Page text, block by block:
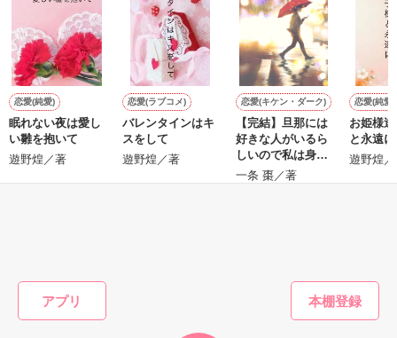
アプリ
作品を読む
鷹哉『宜しくな、俺の雛子』🦅
雛子『俺の……ひぃ、雛子？！！！』🐥
シゴデキで冷徹な上司が見せる素顔は、なぜか想像以上に甘く
て……🐥💓🦅
※表紙も作中使用の画像も全てフリー素材です。
※執筆期間2026.6.3〜7.20完結です。
※他サイトさんにて恋愛トレンド1位でした〜良かったら読ん
恋愛(純愛)
眠れない夜は愛し
い雛を抱いて
遊野煌／著
恋愛(ラブコメ)
バレンタインはキ
スをして
遊野煌／著
恋愛(キケン・ダーク)
【完結】旦那には
好きな人がいるら
しいので私は身を
引いて離婚しま
す。
一条 棗／著
恋愛(純愛)
お姫様
と永遠に
遊野煌